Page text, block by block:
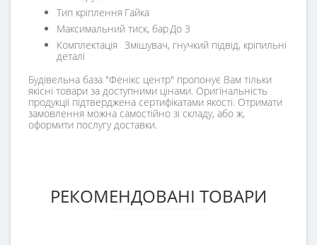
Тип кріплення Гайка
Максимальний тиск, барДо 3
Комплектація Змішувач, гнучкий підвід, кріпильні
деталі
Будівельна база "Фенікс центр" пропонує Вам тільки
якісні товари за доступними цінами. Оригінальність
продукції підтверджена сертифікатами якості. Отримати
замовлення можна самостійно зі складу, або ж,
оформити послугу доставки.
РЕКОМЕНДОВАНІ ТОВАРИ